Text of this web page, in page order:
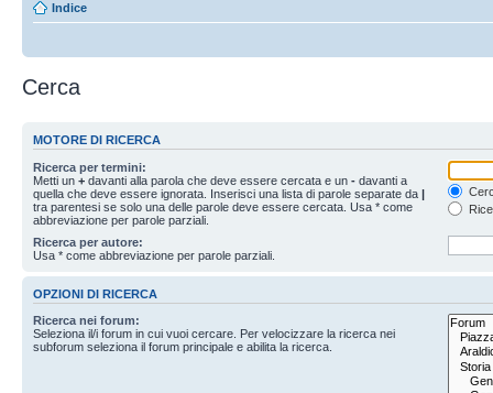
Indice
Cerca
MOTORE DI RICERCA
Ricerca per termini:
Metti un + davanti alla parola che deve essere cercata e un - davanti a
quella che deve essere ignorata. Inserisci una lista di parole separate da |
tra parentesi se solo una delle parole deve essere cercata. Usa * come
abbreviazione per parole parziali.
Ricerca per autore:
Usa * come abbreviazione per parole parziali.
OPZIONI DI RICERCA
Ricerca nei forum:
Seleziona il/i forum in cui vuoi cercare. Per velocizzare la ricerca nei
subforum seleziona il forum principale e abilita la ricerca.